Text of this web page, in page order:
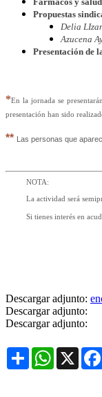
Propuestas
Delia
Azucena
Presentación de
*En la jornada se
presentación han sido
** Las personas que
NOTA:
La actividad será
Si tienes interés en
Descargar adjunto:
Descargar adjunto:
Descargar adjunto:
Share WhatsApp
X